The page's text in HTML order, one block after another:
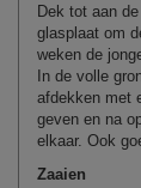
Dek tot aan
glasplaat om
weken de
In de volle
afdekken met
geven en na
elkaar. Ook
Zaaien